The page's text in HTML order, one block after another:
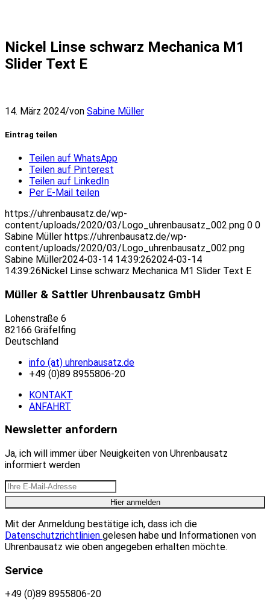
Nickel Linse schwarz Mechanica M1
Slider Text E
14. März 2024/von Sabine Müller
Eintrag teilen
Teilen auf WhatsApp
Teilen auf Pinterest
Teilen auf LinkedIn
Per E-Mail teilen
https://uhrenbausatz.de/wp-
content/uploads/2020/03/Logo_uhrenbausatz_002.png 0 0
Sabine Müller https://uhrenbausatz.de/wp-
content/uploads/2020/03/Logo_uhrenbausatz_002.png
Sabine Müller2024-03-14 14:39:262024-03-14
14:39:26 Nickel Linse schwarz Mechanica M1 Slider Text E
Müller & Sattler Uhrenbausatz GmbH
Lohenstraße 6
82166 Gräfelfing
Deutschland
info (at) uhrenbausatz.de
+49 (0)89 8955806-20
KONTAKT
ANFAHRT
Newsletter anfordern
Ja, ich will immer über Neuigkeiten von Uhrenbausatz
informiert werden
Mit der Anmeldung bestätige ich, dass ich die
Datenschutzrichtlinien gelesen habe und Informationen von
Uhrenbausatz wie oben angegeben erhalten möchte.
Service
+49 (0)89 8955806-20